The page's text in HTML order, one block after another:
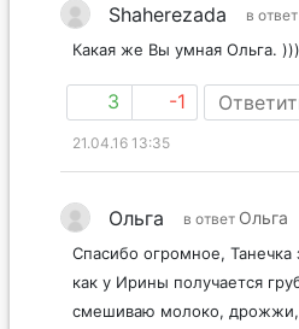
Shaherezada в ответ
Какая же Вы умная Ольга.
3 -1
21.04.16 13:35
Ольга в ответ Ольга
Спасибо огромное,
как у Ирины получается
смешиваю молоко, дрожжи,